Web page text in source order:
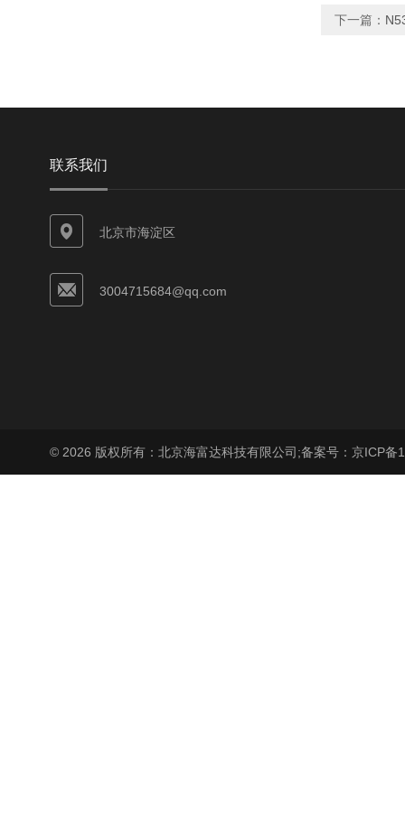
下一篇：
联系我们
北京市海淀区
3004715684@qq.com
© 2026 版权所有：北京海富达科技有限公司;备案号：京ICP备